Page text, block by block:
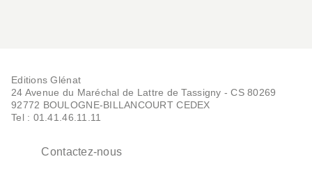
Editions Glénat
24 Avenue du Maréchal de Lattre de Tassigny - CS 80269
92772 BOULOGNE-BILLANCOURT CEDEX
Tel : 01.41.46.11.11
Contactez-nous